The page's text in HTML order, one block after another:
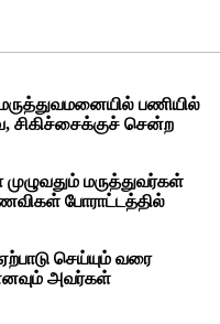
பணியில்
சிகிச்சைக்குச் சென்ற
மருத்துவர்கள்
போராட்டத்தில்
செய்யும் வரை
அவர்கள்